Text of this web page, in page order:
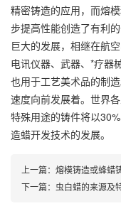
精密铸造的应用，而熔
步提高性能创造了有利
巨大的发展，相继在航
电讯仪器、武器、*疗器
也用于工艺美术品的制
速度向前发展着。世界
特殊用途的铸件将以
造蜡开发技术的发展。
上一篇： 熔模铸造或蜂蜡
下一篇： 虫白蜡的来源及